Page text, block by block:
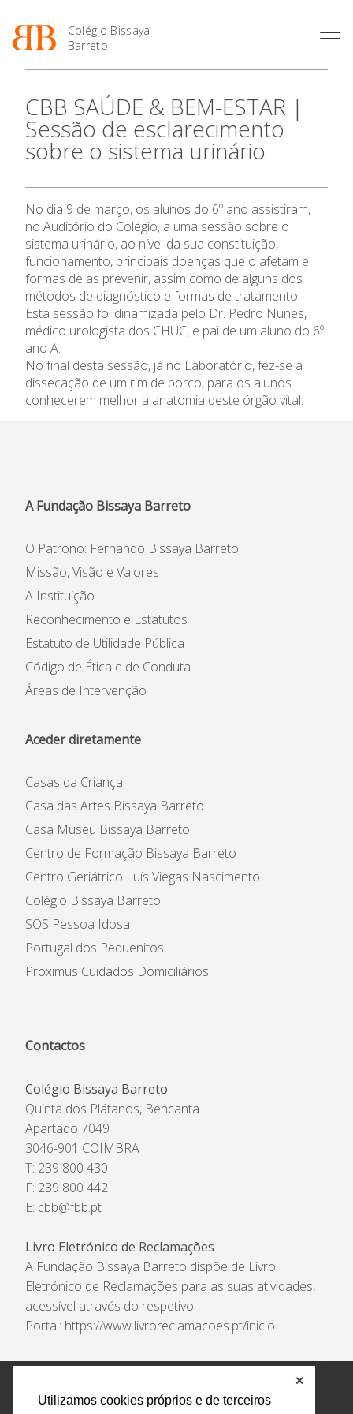
Utilizamos cookies próprios e de terceiros
✕
Colégio Bissaya
Barreto
Projeto Educativo
Organização
Colaboradores Docentes
Instalações
Ofertas de emprego
Regulamentos
Jornal “O Coreto”
Privacidade
Oferta Formativa
Enriquecimento Curricular
Oferta Curricular
Atividades Extracurriculares
Atividades de Interrupção
Letiva
Academia de LínguasEnsino Profissional
Profissionais
Matrículas
Horários e Manuais
Termalismo
Curso de Técnico/a de Apoio
à Família e à Comunidade
Ofertas de Emprego
Ano Letivo
2027
Calendários
Portal do Professor
de Educação
SIGE
Secretariado de Exames
Admissão
Informações
CBB SAÚDE & BEM-ESTAR |
Sessão de esclarecimento
sobre o sistema urinário
No dia 9 de março, os alunos do 6º ano assistiram,
no Auditório do Colégio, a uma sessão sobre o
sistema urinário, ao nível da sua constituição,
funcionamento, principais doenças que o afetam e
formas de as prevenir, assim como de alguns dos
métodos de diagnóstico e formas de tratamento.
Esta sessão foi dinamizada pelo Dr. Pedro Nunes,
médico urologista dos CHUC, e pai de um aluno do 6º
ano A.
No final desta sessão, já no Laboratório, fez-se a
dissecação de um rim de porco, para os alunos
conhecerem melhor a anatomia deste órgão vital.
A Fundação Bissaya Barreto
O Patrono: Fernando Bissaya Barreto
Missão, Visão e Valores
A Instituição
Reconhecimento e Estatutos
Estatuto de Utilidade Pública
Código de Ética e de Conduta
Áreas de Intervenção
Aceder diretamente
Casas da Criança
Casa das Artes Bissaya Barreto
Casa Museu Bissaya Barreto
Centro de Formação Bissaya Barreto
Centro Geriátrico Luís Viegas Nascimento
Colégio Bissaya Barreto
SOS Pessoa Idosa
Portugal dos Pequenitos
Proximus Cuidados Domiciliários
Contactos
Colégio Bissaya Barreto
Quinta dos Plátanos, Bencanta
Apartado 7049
3046-901 COIMBRA
T: 239 800 430
F: 239 800 442
E: cbb@fbb.pt
Livro Eletrónico de Reclamações
A Fundação Bissaya Barreto dispõe de Livro
Eletrónico de Reclamações para as suas atividades,
acessível através do respetivo
Portal: https://www.livroreclamacoes.pt/inicio
Política de Privacidade e Tratamento de Dados
Encarregado de Proteção de Dados
Livro Eletrónico